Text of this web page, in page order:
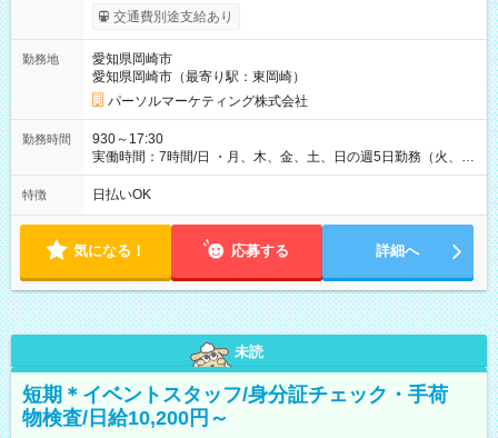
り） 【試用期間】試用期間なし
交通費別途支給あり
勤務地
愛知県岡崎市
愛知県岡崎市（最寄り駅：東岡崎）
パーソルマーケティング株式会社
勤務時間
930～17:30
実働時間：7時間/日 ・月、木、金、土、日の週5日勤務（火、水
は固定休です／夏季、年末年始等、長期休暇有り！） ・ワンシ
フト！ 残業ほぼナシ（0～5h/月）
特徴 日払いOK
気になる！ 応募する 詳細へ
未読
短期＊イベントスタッフ/身分証チェック・手荷
物検査/日給10,200円～